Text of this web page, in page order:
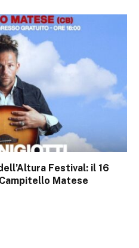
Festival: il 16
Matese